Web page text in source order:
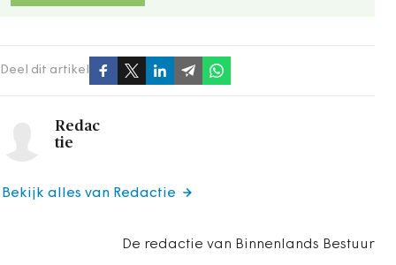
Deel dit artikel
Redac
tie
De redactie van Binnenlands Bestuur
Bekijk alles van Redactie